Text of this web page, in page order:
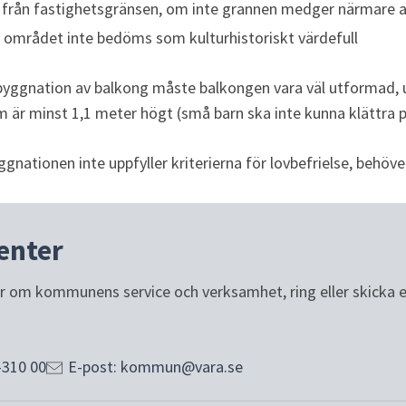
fastighetsgränsen, om inte grannen medger närmare
området inte bedöms som kulturhistoriskt värdefull
av balkong måste balkongen vara väl utformad,
är minst 1,1 meter högt (små barn ska inte kunna klättra
inte uppfyller kriterierna för lovbefrielse,
om kommunens service och verksamhet, ring eller skicka
00 E-post: kommun@vara.se